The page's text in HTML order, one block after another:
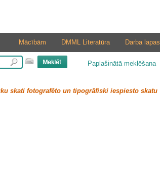
Darba lapas
DMML Literatūra
Mācībām
Paplašinātā meklēšana
skati fotografēto un tipogrāfiski iespiesto skatu